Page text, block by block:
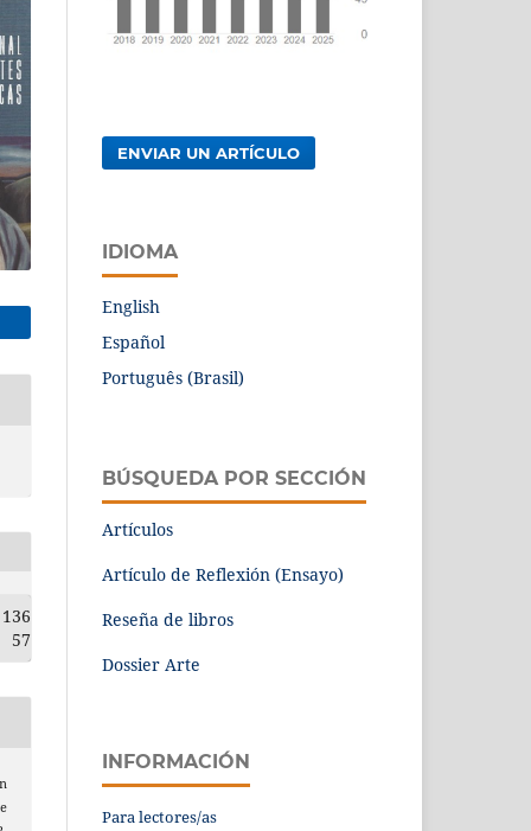
136
57
ENVIAR UN ARTÍCULO
IDIOMA
English
Español
Português (Brasil)
BÚSQUEDA POR SECCIÓN
Artículos
Artículo de Reflexión (Ensayo)
Reseña de libros
Dossier Arte
INFORMACIÓN
Para lectores/as